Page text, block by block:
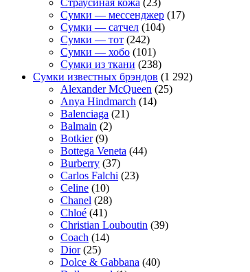
Страусиная кожа (23)
Сумки — мессенджер (17)
Сумки — сатчел (104)
Сумки — тот (242)
Сумки — хобо (101)
Сумки из ткани (238)
Сумки известных брэндов (1 292)
Alexander McQueen (25)
Anya Hindmarch (14)
Balenciaga (21)
Balmain (2)
Botkier(9)
Bottega Veneta (44)
Burberry (37)
Carlos Falchi (23)
Celine (10)
Chanel (28)
Chloé (41)
Christian Louboutin (39)
Coach (14)
Dior(25)
Dolce & Gabbana (40)